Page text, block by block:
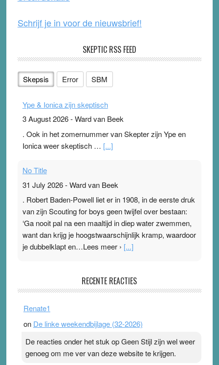
Schrijf je in voor de nieuwsbrief!
SKEPTIC RSS FEED
Skepsis Error SBM
Ype & Ionica zijn skeptisch
3 August 2026-Ward van Beek
. Ook in het zomernummer van Skepter zijn Ype en
Ionica weer skeptisch … [...]
No Title
31 July 2026-Ward van Beek
. Robert Baden-Powell liet er in 1908, in de eerste druk
van zijn Scouting for boys geen twijfel over bestaan:
‘Ga nooit pal na een maaltijd in diep water zwemmen,
want dan krijg je hoogstwaarschijnlijk kramp, waardoor
je dubbelklapt en…Lees meer › [...]
Ward van Beek
topsporters. Ze hopen ermee hun hartslag te verlagen
terwijl ze meer zuurstof opnemen. Daarop heeft zo’n
ademen’ kan goud waard zijn. Door…Lees meer
Pleisterplakkers in de topspsort ›[...]
RECENTE REACTIES
Renate1
on De linke weekendbijlage (32-2026)
De reacties onder het stuk op Geen Stijl zijn wel weer
genoeg om me ver van deze website te krijgen.